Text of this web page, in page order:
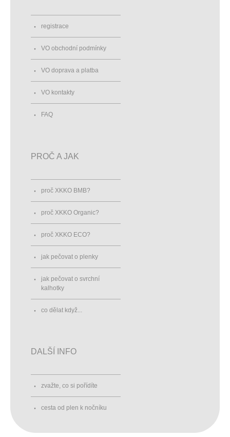
registrace
VO obchodní podmínky
VO doprava a platba
VO kontakty
FAQ
PROČ A JAK
proč XKKO BMB?
proč XKKO Organic?
proč XKKO ECO?
jak pečovat o plenky
jak pečovat o svrchní
kalhotky
co dělat když...
DALŠÍ INFO
zvažte, co si pořídíte
cesta od plen k nočníku